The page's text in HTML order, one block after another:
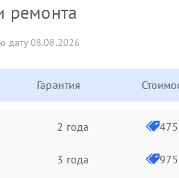
ремонта
дату 08.08.2026
Гарантия
2 года
3 года